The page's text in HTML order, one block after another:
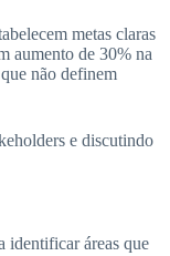
metas claras
aumento de 30% na
não definem
e discutindo
identificar áreas que